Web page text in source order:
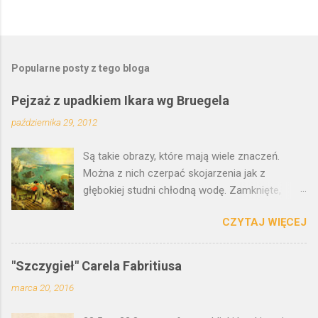
Popularne posty z tego bloga
Pejzaż z upadkiem Ikara wg Bruegela
października 29, 2012
Są takie obrazy, które mają wiele znaczeń.
Można z nich czerpać skojarzenia jak z
głębokiej studni chłodną wodę. Zamknięte,
kryptonimy. Jak motyw z upadkiem Ikara.
Pejzaż z upadkiem Ikara przypisywany jest
Pieterowi Brueglowi Starszemu.
CZYTAJ WIĘCEJ
"Szczygieł" Carela Fabritiusa
marca 20, 2016